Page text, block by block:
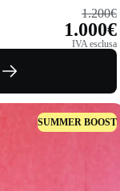
1.200€
1.000€
IVA esclusa
SUMMER BOOST